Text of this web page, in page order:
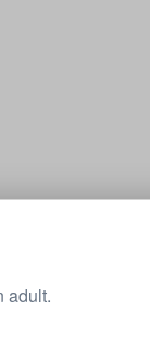
adult.